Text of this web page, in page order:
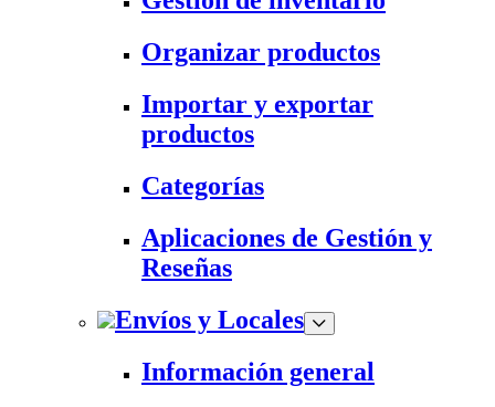
Organizar productos
Importar y exportar
productos
Categorías
Aplicaciones de Gestión y
Reseñas
Envíos y Locales
Información general